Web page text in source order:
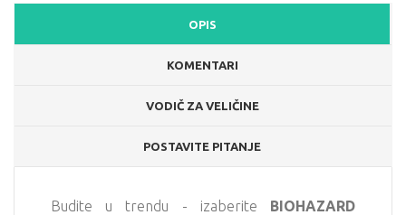
OPIS
KOMENTARI
VODIČ ZA VELIČINE
POSTAVITE PITANJE
Budite u trendu - izaberite BIOHAZARD